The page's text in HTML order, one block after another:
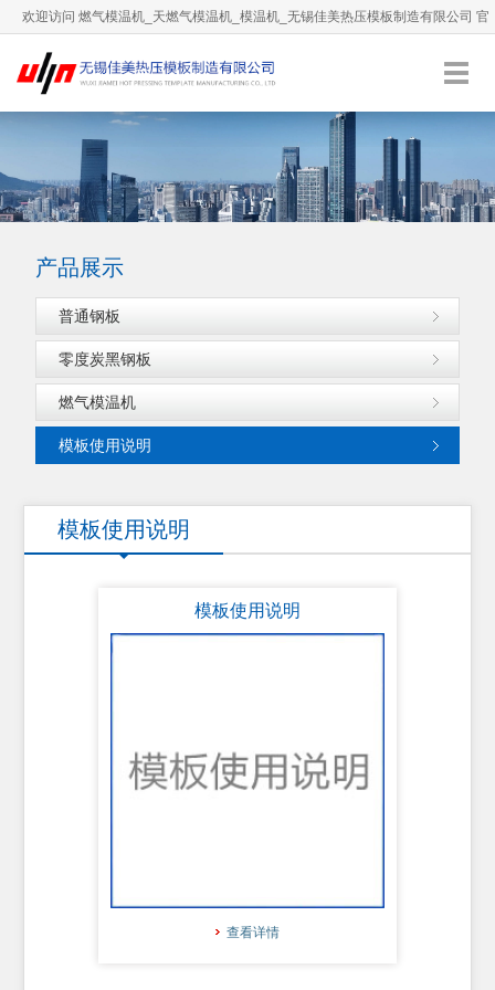
欢迎访问 燃气模温机_天燃气模温机_模温机_无锡佳美热压模板制造有限公司 官
方网站！
服务热线：0510-66892036 加入收藏
产品展示
普通钢板
零度炭黑钢板
燃气模温机
模板使用说明
模板使用说明
模板使用说明
查看详情